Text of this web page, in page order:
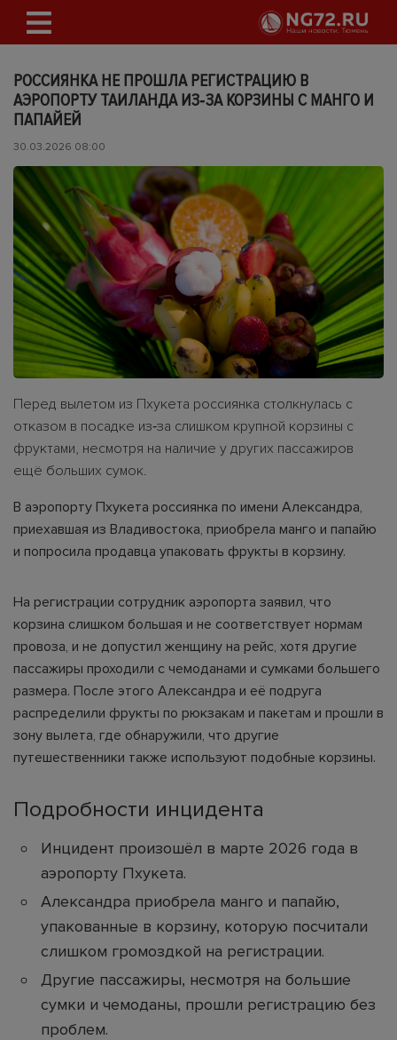
РОССИЯНКА НЕ ПРОШЛА РЕГИСТРАЦИЮ В
АЭРОПОРТУ ТАИЛАНДА ИЗ‑ЗА КОРЗИНЫ С МАНГО И
ПАПАЙЕЙ
30.03.2026 08:00
Перед вылетом из Пхукета россиянка столкнулась с
отказом в посадке из‑за слишком крупной корзины с
фруктами, несмотря на наличие у других пассажиров
ещё больших сумок.
В аэропорту Пхукета россиянка по имени Александра,
приехавшая из Владивостока, приобрела манго и папайю
и попросила продавца упаковать фрукты в корзину.
На регистрации сотрудник аэропорта заявил, что
корзина слишком большая и не соответствует нормам
провоза, и не допустил женщину на рейс, хотя другие
пассажиры проходили с чемоданами и сумками большего
размера. После этого Александра и её подруга
распределили фрукты по рюкзакам и пакетам и прошли в
зону вылета, где обнаружили, что другие
путешественники также используют подобные корзины.
Подробности инцидента
Инцидент произошёл в марте 2026 года в
аэропорту Пхукета.
Александра приобрела манго и папайю,
упакованные в корзину, которую посчитали
слишком громоздкой на регистрации.
Другие пассажиры, несмотря на большие
сумки и чемоданы, прошли регистрацию без
проблем.